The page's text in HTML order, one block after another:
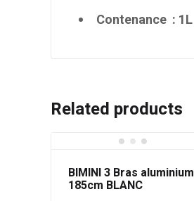
Contenance : 1L
Related products
BIMINI 3 Bras aluminium
185cm BLANC